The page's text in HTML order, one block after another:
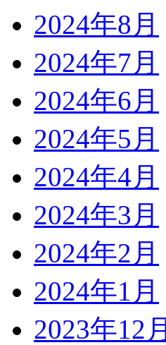
2024年8月
2024年7月
2024年6月
2024年5月
2024年4月
2024年3月
2024年2月
2024年1月
2023年12月